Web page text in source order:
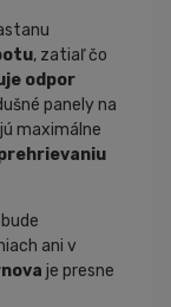
, zatiaľ čo
odpor
panelyna
maximálne
ani v
je presne